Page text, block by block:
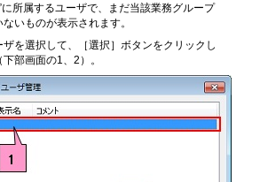
に所属するユーザで、まだ当該業務グループ
いものが表示されます。
ザを選択して、［選択］ボタンをクリックし
部画面の1、2）。